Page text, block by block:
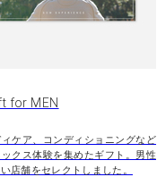
for MEN
ケア、コンディショニングなど
クス体験を集めたギフト。男性
店舗をセレクトしました。